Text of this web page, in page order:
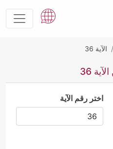
الآية 36
36
اختر رقم الآية